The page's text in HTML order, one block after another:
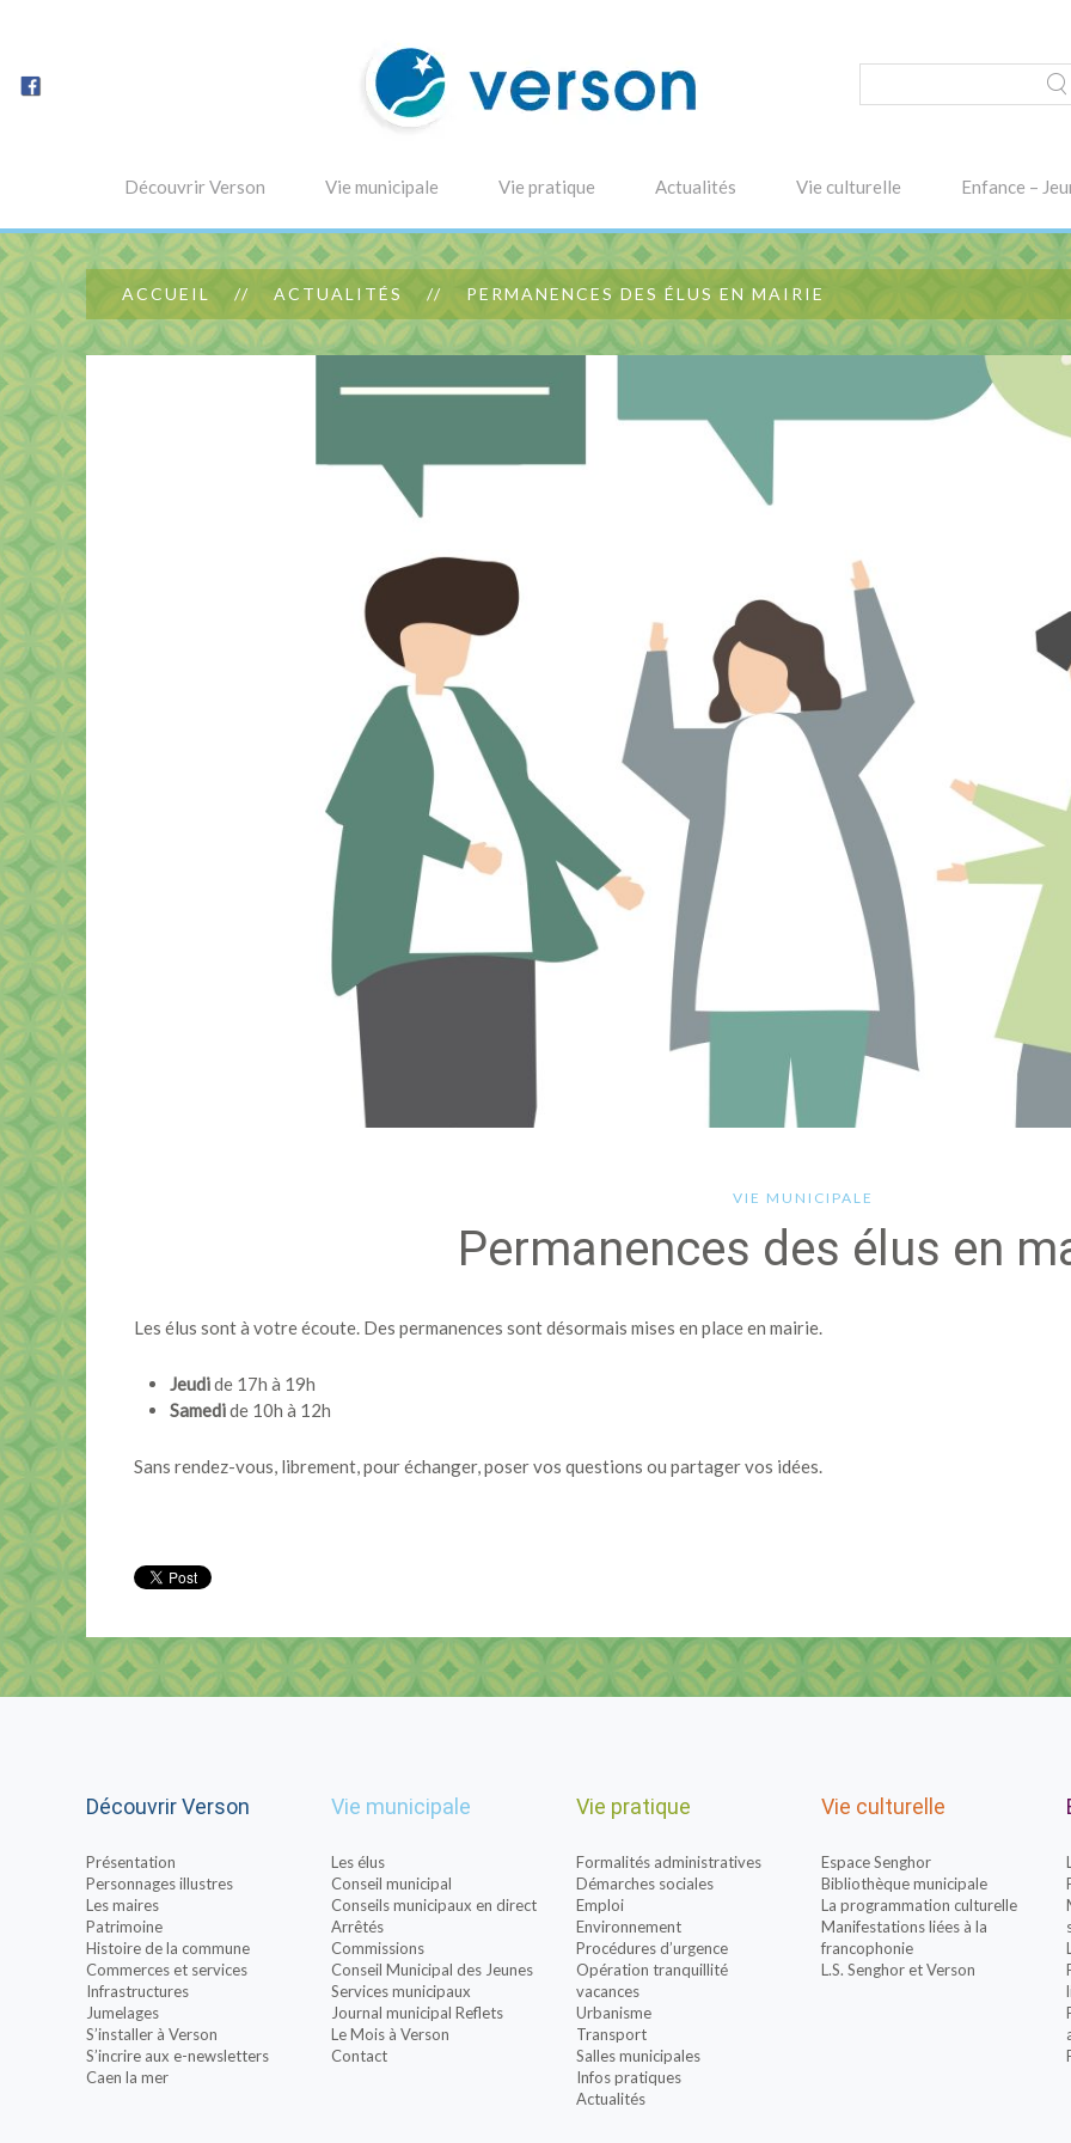
Découvrir Verson Vie municipale Vie pratique Actualités Vie culturelle Enfance –
ACCUEIL ACTUALITÉS PERMANENCES DES ÉLUS EN MAIRIE
VIE MUNICIPALE
Permanences des élus en
Les élus sont à votre écoute. Des permanences sont désormais mises en place en mairie.
Jeudide 17h à 19h
Samedide 10h à 12h
Sans rendez-vous, librement, pour échanger, poser vos questions ou partager vos idées.
Découvrir Verson
Présentation
Personnages illustres
Les maires
Patrimoine
Histoire de la commune
Commerces et services
Infrastructures
Jumelages
S’installer à Verson
S’incrire aux e-newsletters
Caen la mer
Vie municipale
Les élus
Conseil municipal
Conseils municipaux en direct
Arrêtés
Commissions
Conseil Municipal des Jeunes
Services municipaux
Journal municipal Reflets
Le Mois à Verson
Contact
Vie pratique
Formalités administratives
Démarches sociales
Emploi
Environnement
Procédures d’urgence
Opération tranquillité
vacances
Urbanisme
Transport
Salles municipales
Infos pratiques
Actualités
Vie culturelle
Espace Senghor
Bibliothèque municipale
La programmation culturelle
Manifestations liées à la
francophonie
L.S. Senghor et Verson